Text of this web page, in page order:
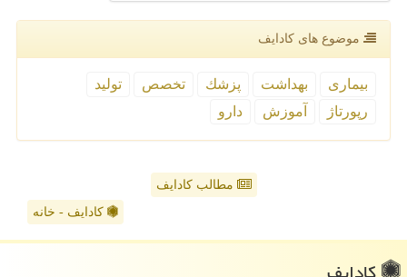
موضوع های كادایف
بیماری بهداشت پزشك تخصص
تولید
رپورتاژ
آموزش دارو
مطالب کادایف
کادایف - خانه